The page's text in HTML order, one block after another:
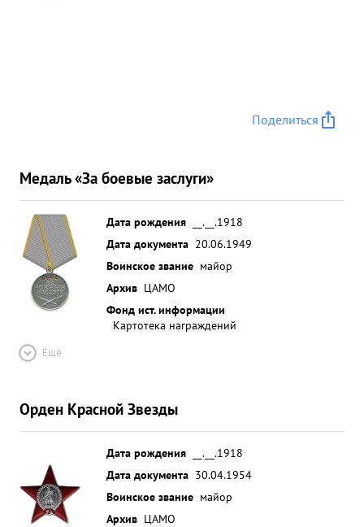
Поделиться
Медаль «За боевые заслуги»
Дата рождения
__.__.1918
Дата документа 20.06.1949
Воинское звание майор
Архив ЦАМО
Фонд ист. информации
Картотека награждений
Ещё
Орден Красной Звезды
Дата рождения
__.__.1918
Дата документа 30.04.1954
Воинское звание майор
Архив ЦАМО